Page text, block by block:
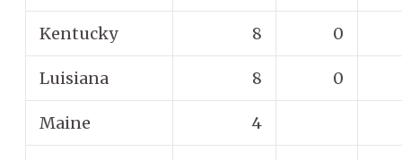
Kentucky 8 0
Luisiana 8 0
Maine 4